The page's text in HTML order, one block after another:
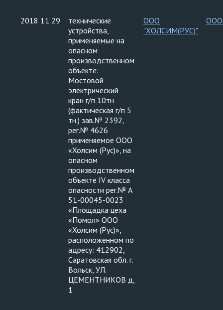
2018 11 29
технические
устройства,
применяемые на
опасном
производственном
объекте:
Мостовой
электрический
кран г/п 10тн
(фактическая г/п 5
тн.) зав.№ 2392,
рег.№ 4626
применяемое ООО
«Холсим (Рус)», на
опасном
производственном
объекте IV класса
опасности рег.№ А
51-00045-0023
«Площадка цеха
«Помол» ООО
«Холсим (Рус)»,
расположенном по
адресу: 412902,
Саратовская обл. г.
Вольск, УЛ.
ЦЕМЕНТНИКОВ д,
1
ООО
"ХОЛСИМ(РУС)"
ООО